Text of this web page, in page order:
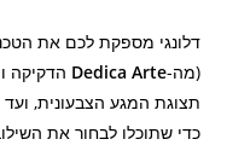
דלונגי מספקת לכם את
(מה-Dedica Arte הדקיקה
תצוגת המגע הצבעונית,
כדי שתוכלו לבחור את